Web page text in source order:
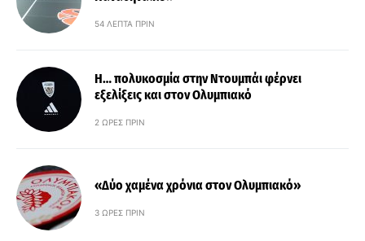
54 ΛΕΠΤΆ ΠΡΙΝ
Η… πολυκοσμία στην Ντουμπάι φέρνει
εξελίξεις και στον Ολυμπιακό
2 ΏΡΕΣ ΠΡΙΝ
«Δύο χαμένα χρόνια στον Ολυμπιακό»
3 ΏΡΕΣ ΠΡΙΝ